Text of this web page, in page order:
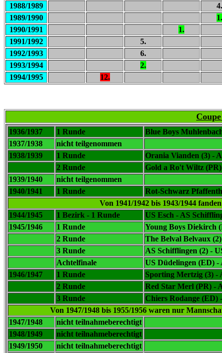
1988/1989
4.
1989/1990
1.
1990/1991
1.
1991/1992
5.
1992/1993
6.
1993/1994
2.
1994/1995
12.
1936/1937 1 Runde
Blue Boys
1937/1938
nicht teilgenommen
1938/1939
1 Runde
Orania Vianden (3) -
2 Runde
Gold a Ro't Wiltz
1939/1940
nicht teilgenommen
1940/1941
1 Runde
Rot-Schwarz
Von 1941/1942 bis 1943/1944
1944/1945
1 Bezirk - 1 Runde
US Esch - AS
1945/1946
1 Runde
Young Boys Diekirch
2 Runde
The Belval Belvaux
3 Runde
AS Schifflingen (2) -
Achtelfinale
US Düdelingen (ED) -
1946/1947
1 Runde
Sporting Mertzig (3) -
2 Runde
Red Star Merl (PR) -
3 Runde
Chiers Rodange (ED)
Von 1947/1948 bis 1955/1956 waren nur
1947/1948
nicht teilnahmeberechtigt
1948/1949
nicht teilnahmeberechtigt
1949/1950
nicht teilnahmeberechtigt